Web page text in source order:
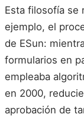
Esta filosofía se
ejemplo, el
de ESun:
formularios en
empleaba
en 2000,
aprobación de